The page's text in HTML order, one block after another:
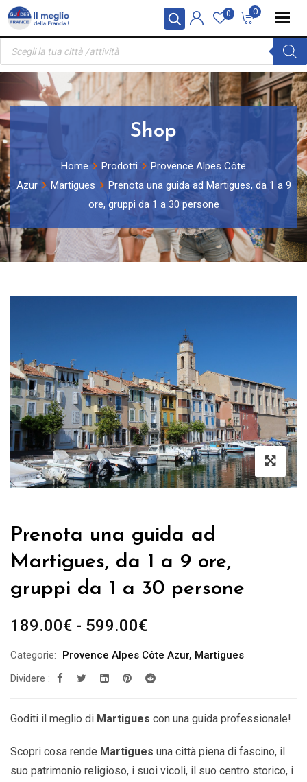
Pannello di gestione dei cookies
Skip
content
0
0
Ricerca
prodotti
Shop
Home Prodotti
Provence Alpes Côte
Azur
Martigues
Prenota una guida ad Martigues, da 1 a 9
ore, gruppi da 1 a 30 persone
Prenota una guida ad
Martigues, da 1 a 9 ore,
gruppi da 1 a 30 persone
189.00€ - 599.00€Fascia
prezzo:
da
a
Categorie: Provence Alpes Côte Azur, Martigues
Dividere :
Goditi il ​​meglio di Martigues con una guida professionale!
Scopri cosa rende Martigues una città piena di fascino, il
suo patrimonio religioso, i suoi vicoli, il suo centro storico, i